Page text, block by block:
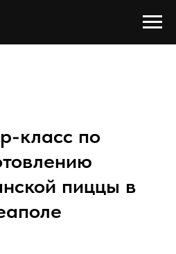
класс по
пиццы в